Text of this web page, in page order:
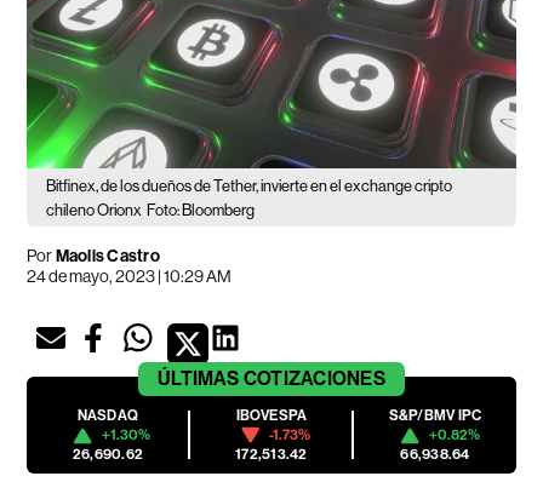
Bitfinex, de los dueños de Tether, invierte en el exchange cripto
chileno Orionx Foto: Bloomberg
PorMaolis Castro
24 de mayo, 2023 | 10:29 AM
ÚLTIMAS COTIZACIONES
NASDAQ
+1.30%
26,690.62
IBOVESPA
-1.73%
172,513.42
S&P/BMV IPC
+0.82%
66,938.64